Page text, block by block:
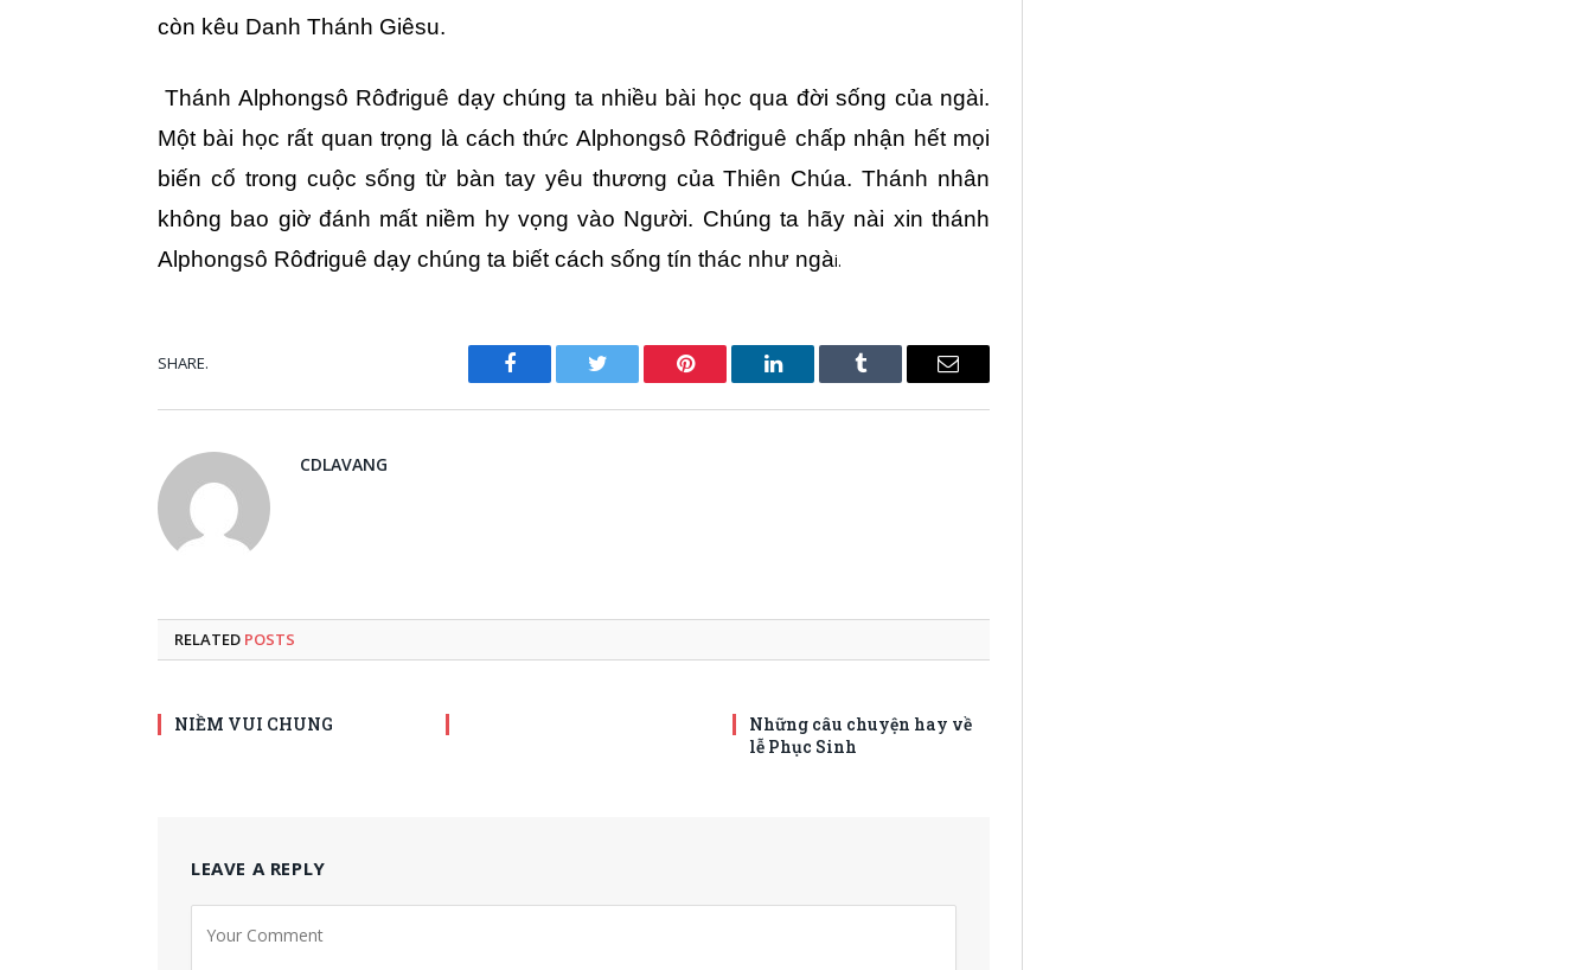
còn kêu Danh Thánh Giêsu.
Thánh Alphongsô Rôđriguê dạy chúng ta nhiều bài học qua đời sống của ngài.
Một bài học rất quan trọng là cách thức Alphongsô Rôđriguê chấp nhận hết mọi
biến cố trong cuộc sống từ bàn tay yêu thương của Thiên Chúa. Thánh nhân
không bao giờ đánh mất niềm hy vọng vào Người. Chúng ta hãy nài xin thánh
Alphongsô Rôđriguê dạy chúng ta biết cách sống tín thác như ngài.
SHARE.
Facebook Twitter Pinterest LinkedIn Tumblr Email
CDLAVANG
RELATED POSTS
NIỀM VUI CHUNG
Những câu chuyện hay về
lễ Phục Sinh
LEAVE A REPLY